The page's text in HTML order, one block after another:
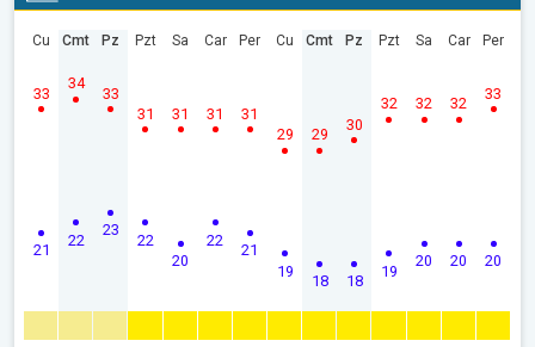
Cu
21
33
Cmt
22
34
Pz
23
33
Pzt
22
31
Sa
20
31
Car
22
31
Per
21
31
Cu
19
29
Cmt
18
29
Pz
18
30
Pzt
19
32
Sa
20
32
Car
20
32
Per
20
33